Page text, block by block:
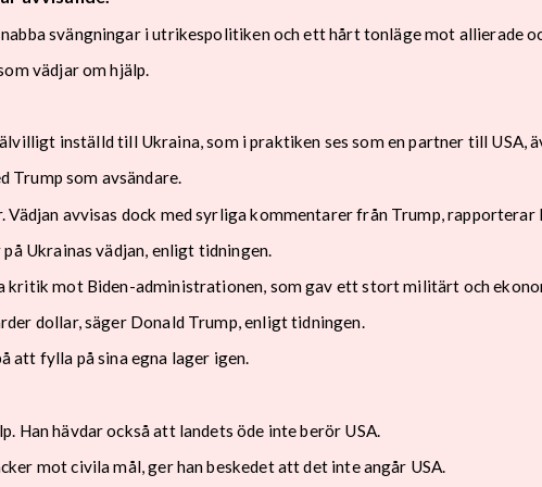
svängningar i utrikespolitiken och ett hårt tonläge mot allierade
vädjar om hjälp.
inställd till Ukraina, som i praktiken ses som en partner till USA,
Trump som avsändare.
avvisas dock med syrliga kommentarer från Trump, rapporterar
Ukrainas vädjan, enligt tidningen.
kritik mot Biden-administrationen, som gav ett stort militärt och
dollar, säger Donald Trump, enligt tidningen.
att fylla på sina egna lager igen.
Han hävdar också att landets öde inte berör USA.
mot civila mål, ger han beskedet att det inte angår USA.